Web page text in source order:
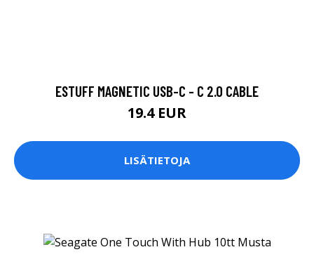
ESTUFF MAGNETIC USB-C - C 2.0 CABLE
19.4 EUR
LISÄTIETOJA